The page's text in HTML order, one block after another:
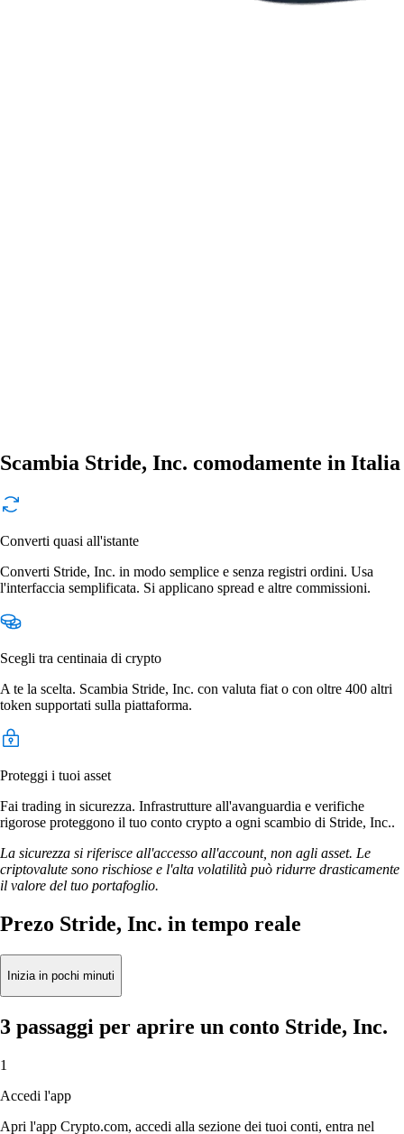
Scambia Stride, Inc. comodamente in Italia
Converti quasi all'istante
Converti Stride, Inc. in modo semplice e senza registri ordini. Usa
l'interfaccia semplificata. Si applicano spread e altre commissioni.
Scegli tra centinaia di crypto
A te la scelta. Scambia Stride, Inc. con valuta fiat o con oltre 400 altri
token supportati sulla piattaforma.
Proteggi i tuoi asset
Fai trading in sicurezza. Infrastrutture all'avanguardia e verifiche
rigorose proteggono il tuo conto crypto a ogni scambio di Stride, Inc..
La sicurezza si riferisce all'accesso all'account, non agli asset. Le
criptovalute sono rischiose e l'alta volatilità può ridurre drasticamente
il valore del tuo portafoglio.
Prezo Stride, Inc. in tempo reale
Inizia in pochi minuti
3 passaggi per aprire un conto Stride, Inc.
1
Accedi l'app
Apri l'app Crypto.com, accedi alla sezione dei tuoi conti, entra nel